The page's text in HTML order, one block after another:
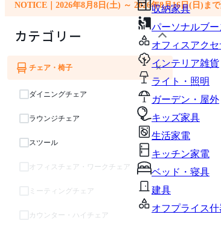
収納家具
パーソナルブ
オフィスアク
インテリア雑貨
ライト・照明
ガーデン・屋外
キッズ家具
生活家電
キッチン家電
ベッド・寝具
建具
オフプライス什
NOTICE｜2026年8月8日(土) ～ 2026年8月16日(日)ま
カテゴリー
ソファ
チェア・椅子 ×
ダイニングチェア
ラウンジチェア
スツール
オフィスチェア・ワークチェア
ミーティングチェア
カウンター・ハイチェア